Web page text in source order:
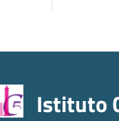
Istituto